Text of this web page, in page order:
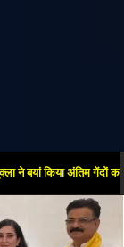
किया अंतिम गेंदों का रोमांच